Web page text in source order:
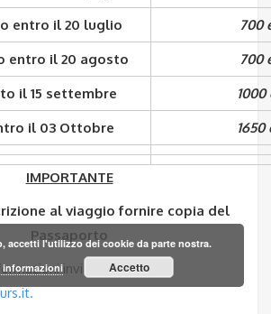
entro il 20 luglio
700
entro il 20 agosto
700
il 15 settembre
1000
il 03 Ottobre
1650
IMPORTANTE
al viaggio fornire copia del
Passaporto
invia una mai
.
accetti l'utilizzo dei cookie da parte nostra.
informazioni
Accetto